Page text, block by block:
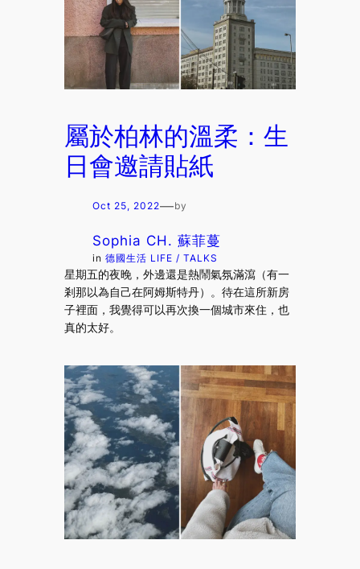
屬於柏林的溫柔：生
日會邀請貼紙
Oct 25, 2022—by
Sophia CH. 蘇菲蔓
in德國生活 LIFE / TALKS
星期五的夜晚，外邊還是熱鬧氣氛滿瀉（有一
剎那以為自己在阿姆斯特丹）。待在這所新房
子裡面，我覺得可以再次換一個城市來住，也
真的太好。